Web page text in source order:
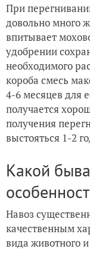
При
довольно много
впитывает
удобрении
необходимого
короба смесь
4-6 месяцев для
получается
получения
выстояться 1-2
Какой
Навоз
качественным
вида животного